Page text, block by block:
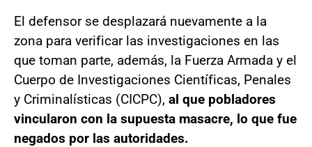
El defensor se desplazará nuevamente a la
zona para verificar las investigaciones en las
que toman parte, además, la Fuerza Armada y el
Cuerpo de Investigaciones Científicas, Penales
y Criminalísticas (CICPC), al que pobladores
vincularon con la supuesta masacre, lo que fue
negados por las autoridades.